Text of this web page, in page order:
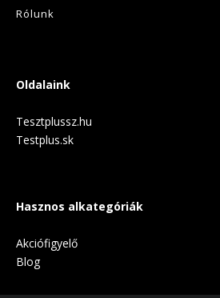
Rólunk
Oldalaink
Tesztplussz.hu
Testplus.sk
Hasznos alkategóriák
Akciófigyelő
Blog